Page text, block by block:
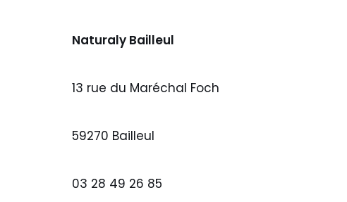
Naturaly Bailleul
13 rue du Maréchal Foch
59270 Bailleul
03 28 49 26 85